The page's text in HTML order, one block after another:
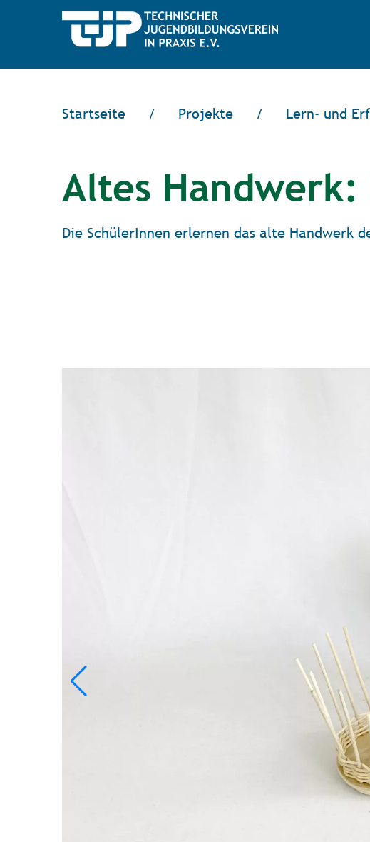
Startseite / Projekte / Lern- und
Altes
Die SchülerInnen erlernen das alte Handwerk